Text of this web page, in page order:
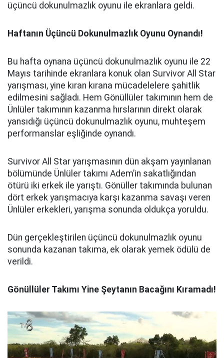
üçüncü dokunulmazlık oyunu ile ekranlara geldi.
Haftanın Üçüncü Dokunulmazlık Oyunu Oynandı!
Bu hafta oynana üçüncü dokunulmazlık oyunu ile 22
Mayıs tarihinde ekranlara konuk olan Survivor All Star
yarışması, yine kıran kırana mücadelelere şahitlik
edilmesini sağladı. Hem Gönüllüler takımının hem de
Ünlüler takımının kazanma hırslarının direkt olarak
yansıdığı üçüncü dokunulmazlık oyunu, muhteşem
performanslar eşliğinde oynandı.
Survivor All Star yarışmasının dün akşam yayınlanan
bölümünde Ünlüler takımı Adem’in sakatlığından
ötürü iki erkek ile yarıştı. Gönüller takımında bulunan
dört erkek yarışmacıya karşı kazanma savaşı veren
Ünlüler erkekleri, yarışma sonunda oldukça yoruldu.
Dün gerçekleştirilen üçüncü dokunulmazlık oyunu
sonunda kazanan takıma, ek olarak yemek ödülü de
verildi.
Gönüllüler Takımı Yine Şeytanın Bacağını Kıramadı!